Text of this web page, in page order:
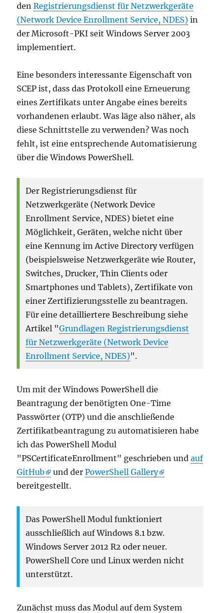
denRegistrierungsdienst für Netzwerkgeräte
(Network Device Enrollment Service, NDES) in
der Microsoft-PKI seit Windows Server 2003
implementiert.
Eine besonders interessante Eigenschaft von
SCEP ist, dass das Protokoll eine Erneuerung
eines Zertifikats unter Angabe eines bereits
vorhandenen erlaubt. Was läge also näher, als
diese Schnittstelle zu verwenden? Was noch
fehlt, ist eine entsprechende Automatisierung
über die Windows PowerShell.
Der Registrierungsdienst für
Netzwerkgeräte (Network Device
Enrollment Service, NDES) bietet eine
Möglichkeit, Geräten, welche nicht über
eine Kennung im Active Directory verfügen
(beispielsweise Netzwerkgeräte wie Router,
Switches, Drucker, Thin Clients oder
Smartphones und Tablets), Zertifikate von
einer Zertifizierungsstelle zu beantragen.
Für eine detailliertere Beschreibung siehe
Artikel "Grundlagen Registrierungsdienst
für Netzwerkgeräte (Network Device
Enrollment Service, NDES)".
Um mit der Windows PowerShell die
Beantragung der benötigten One-Time
Passwörter (OTP) und die anschließende
Zertifikatbeantragung zu automatisieren habe
ich das PowerShell Modul
"PSCertificateEnrollment" geschrieben undauf
GitHub
und derPowerShell Gallery
bereitgestellt.
Das PowerShell Modul funktioniert
ausschließlich auf Windows 8.1 bzw.
Windows Server 2012 R2 oder neuer.
PowerShell Core und Linux werden nicht
unterstützt.
Zunächst muss das Modul auf dem System